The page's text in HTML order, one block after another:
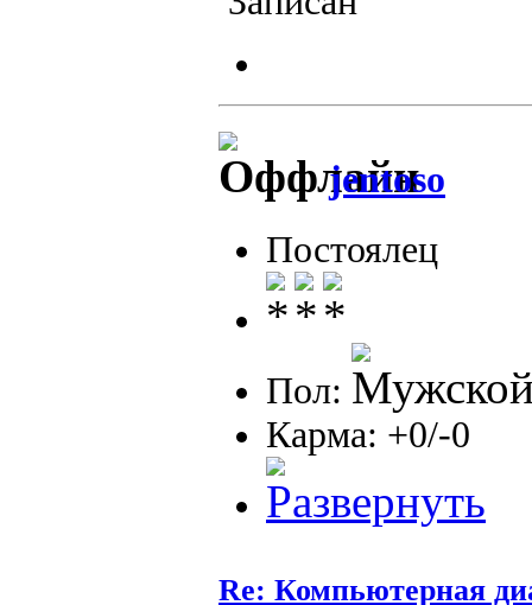
jentoso
Постоялец
Пол:
Карма: +0/-0
Re: Компьютерная